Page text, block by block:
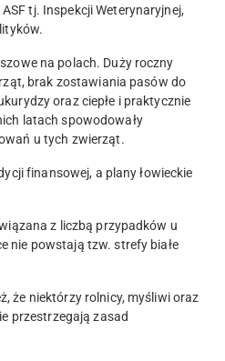
tj. Inspekcji Weterynaryjnej,
na polach. Duży roczny
brak zostawiania pasów do
oraz ciepłe i praktycznie
latach spowodowały
u tych zwierząt.
finansowej, a plany łowieckie
z liczbą przypadków u
nie powstają tzw. strefy białe
że niektórzy rolnicy, myśliwi oraz
przestrzegają zasad